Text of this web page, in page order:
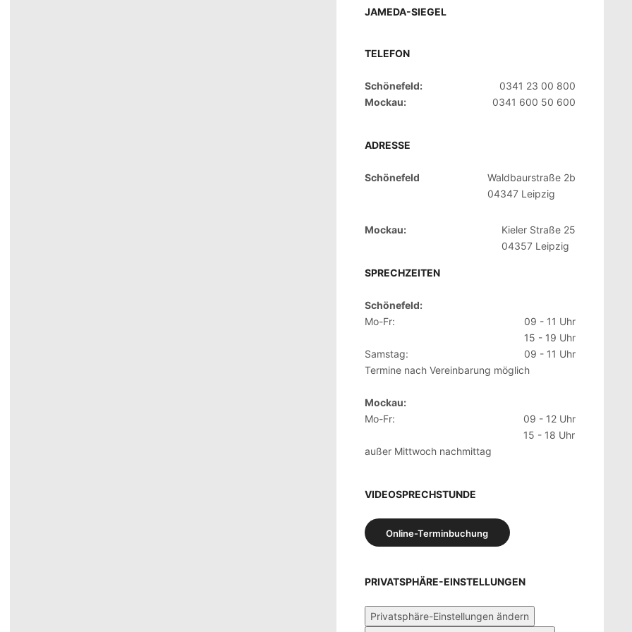
JAMEDA-SIEGEL
TELEFON
Schönefeld:
0341 23 00 800
Mockau:
0341 600 50 600
ADRESSE
Schönefeld
Waldbaurstraße 2b
04347 Leipzig
Mockau:
Kieler Straße 25
04357 Leipzig
SPRECHZEITEN
Schönefeld:
Mo-Fr:
09 - 11 Uhr
15 - 19 Uhr
Samstag:
09 - 11 Uhr
Termine nach Vereinbarung möglich
Mockau:
Mo-Fr:
09 - 12 Uhr
15 - 18 Uhr
außer Mittwoch nachmittag
VIDEOSPRECHSTUNDE
Online-Terminbuchung
PRIVATSPHÄRE-EINSTELLUNGEN
Privatsphäre-Einstellungen ändern